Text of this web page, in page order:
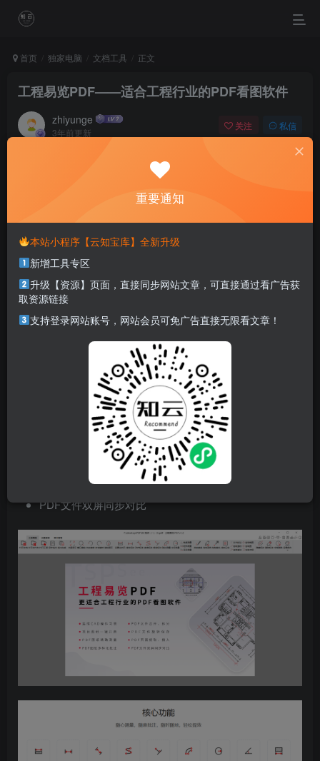
首页 独家电脑 文档工具 正文
工程易览PDF——适合工程行业的PDF看图软件
zhiyunge
3年前更新
关注 私信
Worrying does not empty tomorrow of its troubles, it
empties today of its strength.
本站部分资源打包为压缩包以方便分享，涉及较多
解压密码，如果你下载的资源需要解压密码，请点
击解压密码查看
适用系统：Windows
延续CAD操作习惯
项目图纸一键开启
PDF图纸精确测量
PDF图纸多样化批注
PDF文件双屏同步对比
重要通知
本站小程序【云知宝库】全新升级
新增工具专区
升级【资源】页面，直接同步网站文章，可直接通过看广告获
取资源链接
支持登录网站账号，网站会员可免广告直接无限看文章！